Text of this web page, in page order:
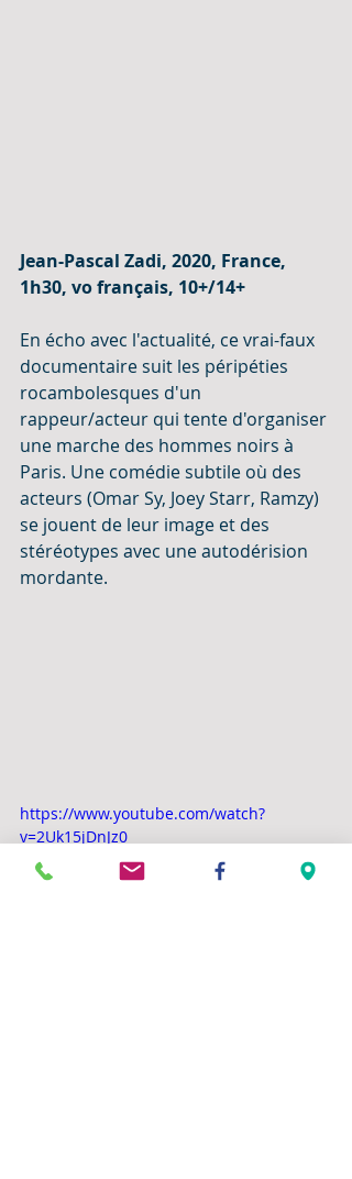
Jean-Pascal Zadi, 2020, France,
1h30, vo français, 10+/14+
En écho avec l'actualité, ce vrai-faux
documentaire suit les péripéties
rocambolesques d'un
rappeur/acteur qui tente d'organiser
une marche des hommes noirs à
Paris. Une comédie subtile où des
acteurs (Omar Sy, Joey Starr, Ramzy)
se jouent de leur image et des
stéréotypes avec une autodérision
mordante.
https://www.youtube.com/watch?
v=2Uk15jDnJz0